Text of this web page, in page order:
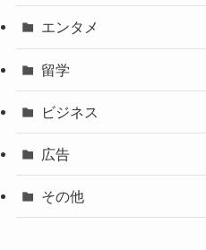
エンタメ
留学
ビジネス
広告
その他